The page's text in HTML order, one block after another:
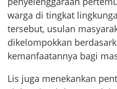
warga di tingkat
tersebut, usulan
dikelompokkan
kemanfaatannya bagi
Lis juga menekankan